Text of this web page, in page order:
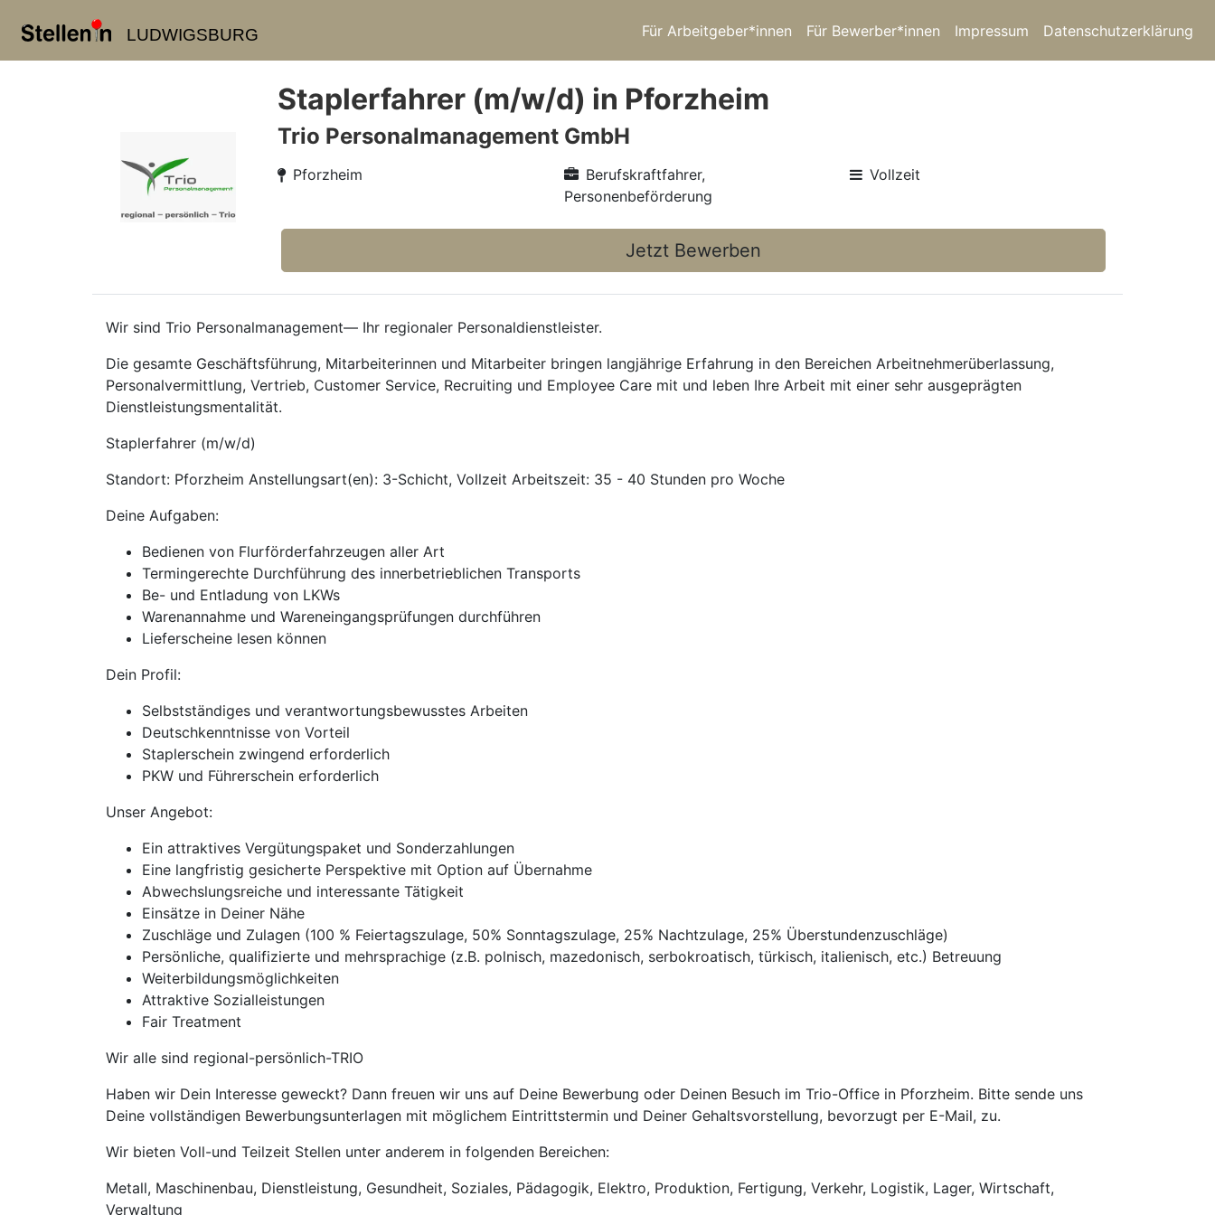
LUDWIGSBURG Für Arbeitgeber*innen Für Bewerber*innen Impressum Datenschutzerklärung
Staplerfahrer (m/w/d) in Pforzheim
Trio Personalmanagement GmbH
Pforzheim
Berufskraftfahrer,
Personenbeförderung
Vollzeit
Jetzt Bewerben
Wir sind Trio Personalmanagement— Ihr regionaler Personaldienstleister.
Die gesamte Geschäftsführung, Mitarbeiterinnen und Mitarbeiter bringen langjährige Erfahrung in den Bereichen Arbeitnehmerüberlassung,
Personalvermittlung, Vertrieb, Customer Service, Recruiting und Employee Care mit und leben Ihre Arbeit mit einer sehr ausgeprägten
Dienstleistungsmentalität.
Staplerfahrer (m/w/d)
Standort: Pforzheim Anstellungsart(en): 3-Schicht, Vollzeit Arbeitszeit: 35 - 40 Stunden pro Woche
Deine Aufgaben:
Bedienen von Flurförderfahrzeugen aller Art
Termingerechte Durchführung des innerbetrieblichen Transports
Be- und Entladung von LKWs
Warenannahme und Wareneingangsprüfungen durchführen
Lieferscheine lesen können
Dein Profil:
Selbstständiges und verantwortungsbewusstes Arbeiten
Deutschkenntnisse von Vorteil
Staplerschein zwingend erforderlich
PKW und Führerschein erforderlich
Unser Angebot:
Ein attraktives Vergütungspaket und Sonderzahlungen
Eine langfristig gesicherte Perspektive mit Option auf Übernahme
Abwechslungsreiche und interessante Tätigkeit
Einsätze in Deiner Nähe
Zuschläge und Zulagen (100 % Feiertagszulage, 50% Sonntagszulage, 25% Nachtzulage, 25% Überstundenzuschläge)
Persönliche, qualifizierte und mehrsprachige (z.B. polnisch, mazedonisch, serbokroatisch, türkisch, italienisch, etc.) Betreuung
Weiterbildungsmöglichkeiten
Attraktive Sozialleistungen
Fair Treatment
Wir alle sind regional-persönlich-TRIO
Haben wir Dein Interesse geweckt? Dann freuen wir uns auf Deine Bewerbung oder Deinen Besuch im Trio-Office in Pforzheim. Bitte sende uns
Deine vollständigen Bewerbungsunterlagen mit möglichem Eintrittstermin und Deiner Gehaltsvorstellung, bevorzugt per E-Mail, zu.
Wir bieten Voll-und Teilzeit Stellen unter anderem in folgenden Bereichen:
Metall, Maschinenbau, Dienstleistung, Gesundheit, Soziales, Pädagogik, Elektro, Produktion, Fertigung, Verkehr, Logistik, Lager, Wirtschaft,
Verwaltung